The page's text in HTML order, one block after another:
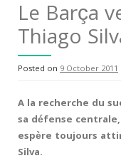
Le Barça
Thiago
Posted on 9 October 2011
A la recherche du
sa défense
espère toujours
Silva.